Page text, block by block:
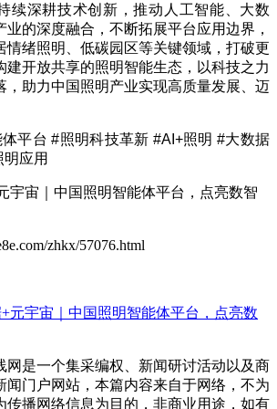
续深耕技术创新，推动人工智能、大数
的深度融合，不断拓展平台应用边界，
情绪照明、低碳园区等关键领域，打破更
建开放共享的照明智能生态，以科技之力
，助力中国照明产业实现高质量发展、迈
平台 #照明科技革新 #AI+照明 #大数据
应用
宇宙｜中国照明智能体平台，点亮数智
zhkx/57076.html
元宇宙｜中国照明智能体平台，点亮数
网是一个集采编权、新闻研讨活动以及商
闻门户网站，本篇内容来自于网络，不为
传播网络信息为目的，非商业用途，如有